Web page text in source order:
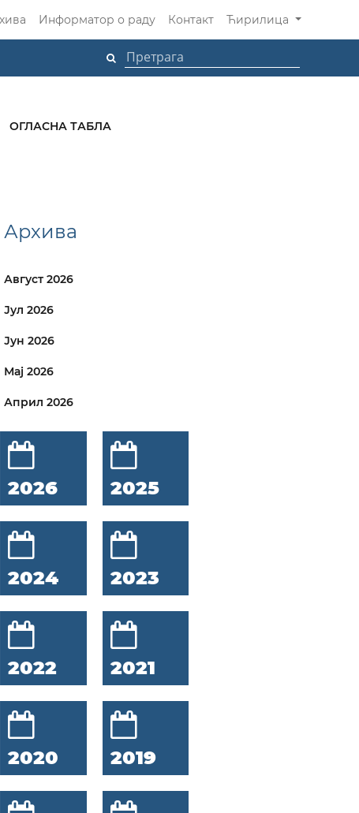
Информатор о раду Контакт Ћирилица
ОГЛАСНА ТАБЛА
Архива
Август 2026
Јул 2026
Јун 2026
Мај 2026
Април 2026
2026 2025
2024 2023
2022 2021
2020 2019